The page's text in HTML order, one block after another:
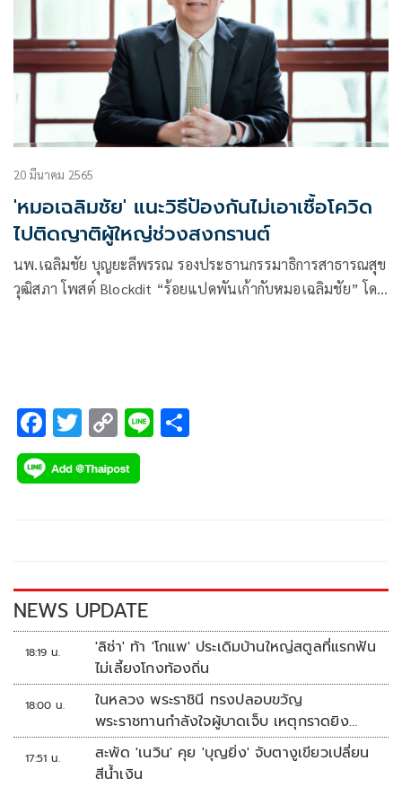
20 มีนาคม 2565
'หมอเฉลิมชัย' แนะวิธีป้องกันไม่เอาเชื้อโควิด
ไปติดญาติผู้ใหญ่ช่วงสงกรานต์
นพ.เฉลิมชัย บุญยะลีพรรณ รองประธานกรรมาธิการสาธารณสุข
วุฒิสภา โพสต์ Blockdit “ร้อยแปดพันเก้ากับหมอเฉลิมชัย” โดย
F
ac
e
k
T
wi
tt
C
o
p
k
Li
NEWS UPDATE
18:19 น.
'ลิซ่า' ท้า 'โกแพ' ประเดิมบ้านใหญ่สตูลที่แรกฟัน
ไม่เลี้ยงโกงท้องถิ่น
18:00 น.
ในหลวง พระราชินี ทรงปลอบขวัญ
พระราชทานกำลังใจผู้บาดเจ็บ เหตุกราดยิง
รร.เทพศิรินทร์นนทบุรี
17:51 น.
สะพัด 'เนวิน' คุย 'บุญยิ่ง' จับตางูเขียวเปลี่ยน
สีน้ำเงิน